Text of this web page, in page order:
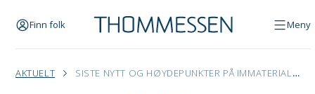
Finn folk Meny
AKTUELT SISTE NYTT OG HØYDEPUNKTER PÅ IMMATERIALRETTENS OMRÅDE | MARS OG APRIL 2026